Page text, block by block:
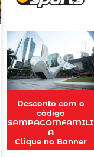
Desconto com o
código
SAMPACOMFAMILI
A
Clique no Banner